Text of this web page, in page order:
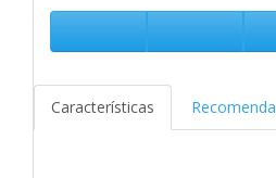
Características